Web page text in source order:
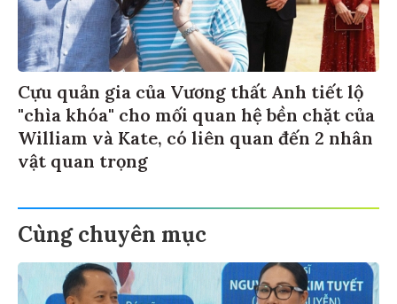
Cựu quản gia của Vương thất Anh tiết lộ
"chìa khóa" cho mối quan hệ bền chặt của
William và Kate, có liên quan đến 2 nhân
vật quan trọng
Cùng chuyên mục